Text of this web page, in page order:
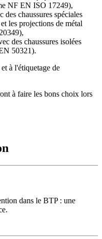
NF EN ISO 17249),
des chaussures spéciales
les projections de métal
des chaussures isolées
50321).
à l'étiquetage de
à faire les bons choix lors
dans le BTP : une